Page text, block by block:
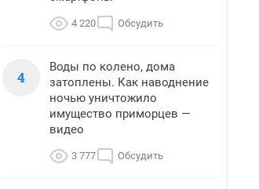
4 220 Обсудить
4
Воды по колено, дома
затоплены. Как наводнение
ночью уничтожило
имущество приморцев —
видео
3 777 Обсудить